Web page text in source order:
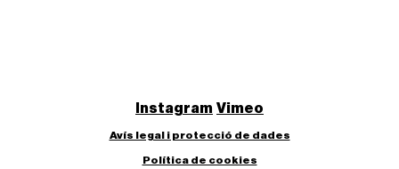
Instagram Vimeo
Avís legal i protecció de dades
Política de cookies